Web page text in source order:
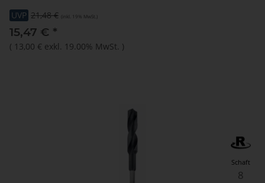
UVP 21,48 € (inkl. 19% MwSt.)
15,47 € *
( 13,00 € exkl. 19.00% MwSt. )
Schaft
8